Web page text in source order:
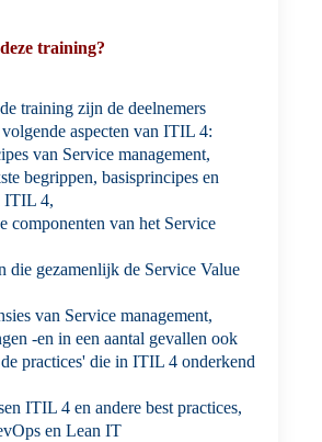
training?
training zijn de deelnemers
aspecten van ITIL 4:
van Service management,
begrippen, basisprincipes en
ITIL 4,
componenten van het Service
die gezamenlijk de Service Value
van Service management,
-en in een aantal gevallen ook
practices' die in ITIL 4 onderkend
ITIL 4 en andere best practices,
en Lean IT